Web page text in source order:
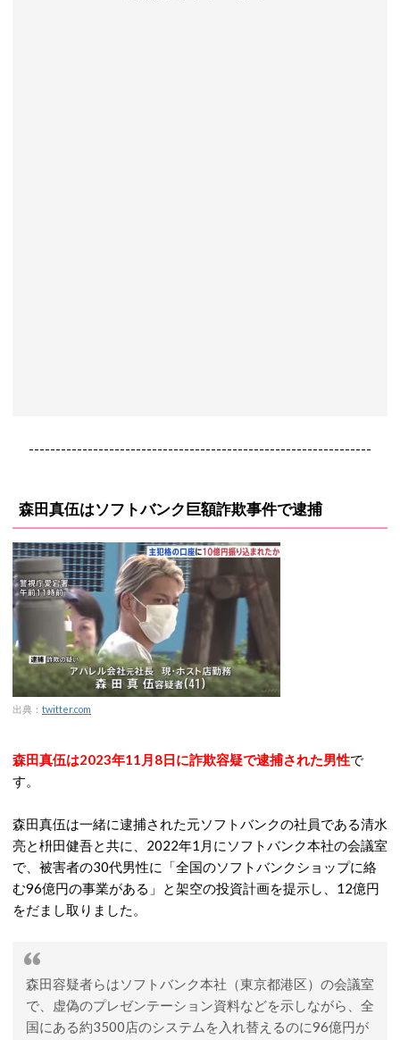
----------------------------------------------------------------
森田真伍はソフトバンク巨額詐欺事件で逮捕
出典： twitter.com
森田真伍は2023年11月8日に詐欺容疑で逮捕された男性で
す。
森田真伍は一緒に逮捕された元ソフトバンクの社員である清水
亮と枡田健吾と共に、2022年1月にソフトバンク本社の会議室
で、被害者の30代男性に「全国のソフトバンクショップに絡
む96億円の事業がある」と架空の投資計画を提示し、12億円
をだまし取りました。
森田容疑者らはソフトバンク本社（東京都港区）の会議室
で、虚偽のプレゼンテーション資料などを示しながら、全
国にある約3500店のシステムを入れ替えるのに96億円が